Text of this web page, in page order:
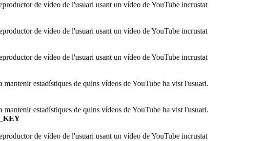
de vídeo de l'usuari usant un vídeo de YouTube incrustat
de vídeo de l'usuari usant un vídeo de YouTube incrustat
de vídeo de l'usuari usant un vídeo de YouTube incrustat
estadístiques de quins vídeos de YouTube ha vist l'usuari.
estadístiques de quins vídeos de YouTube ha vist l'usuari.
de vídeo de l'usuari usant un vídeo de YouTube incrustat